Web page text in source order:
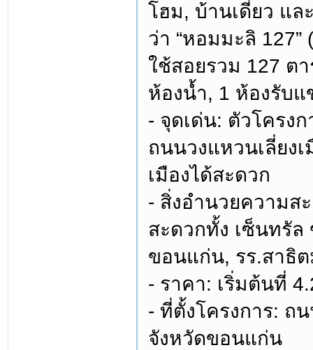
โฮม, บ้านเดี่ยว แ
ว่า “หอมมะลิ
ใช้สอยรวม 127 ต
ห้องน้ำ, 1 ห้องรับ
- จุดเด่น: ตัวโครง
ถนนวงแหวนเลี่ยง
เมืองได้สะดวก
- สิ่งอำนวยความส
สะดวกทั้ง เซ็นทรั
ขอนแก่น, รร.สาธิ
- ราคา: เริ่มต้นที่
- ที่ตั้งโครงการ: ถ
จังหวัดขอนแก่น